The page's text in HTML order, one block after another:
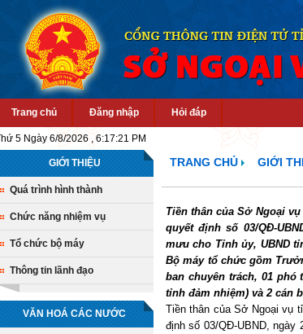
Trang chủ Đăng nhập Hỏi đáp
5 Ngày 6/8/2026 , 6:17:21 PM
GIỚI THIỆU
Quá trình hình thành
Chức năng nhiệm vụ
Tổ chức bộ máy
Thông tin lãnh đạo
VĂN HOÁ CÁC NƯỚC
TRANG CHỦ GIỚI
Tiền thân của Sở Ngoại
quyết định số 03/QĐ-
mưu cho Tỉnh ủy, UBND
Bộ máy tổ chức gồm
ban chuyên trách, 01
tỉnh đảm nhiệm) và 2 cán
Tiền thân của Sở Ngoại vụ
định số 03/QĐ-UBND, ngày